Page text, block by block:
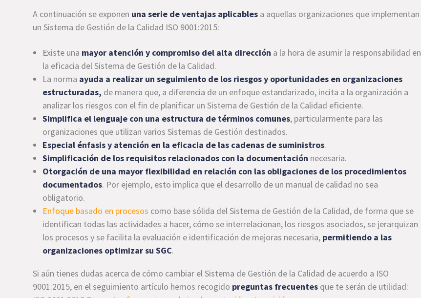
A continuación se exponen una serie de ventajas aplicables a aquellas organizaciones que implementan
un Sistema de Gestión de la Calidad ISO 9001:2015:
Existe una mayor atención y compromiso del alta dirección a la hora de asumir la responsabilidad en
la eficacia del Sistema de Gestión de la Calidad.
La norma ayuda a realizar un seguimiento de los riesgos y oportunidades en organizaciones
estructuradas, de manera que, a diferencia de un enfoque estandarizado, incita a la organización a
analizar los riesgos con el fin de planificar un Sistema de Gestión de la Calidad eficiente.
Simplifica el lenguaje con una estructura de términos comunes, particularmente para las
organizaciones que utilizan varios Sistemas de Gestión destinados.
Especial énfasis y atención en la eficacia de las cadenas de suministros.
Simplificación de los requisitos relacionados con la documentación necesaria.
Otorgación de una mayor flexibilidad en relación con las obligaciones de los procedimientos
documentados. Por ejemplo, esto implica que el desarrollo de un manual de calidad no sea
obligatorio.
Enfoque basado en procesos como base sólida del Sistema de Gestión de la Calidad, de forma que se
identifican todas las actividades a hacer, cómo se interrelacionan, los riesgos asociados, se jerarquizan
los procesos y se facilita la evaluación e identificación de mejoras necesaria, permitiendo a las
organizaciones optimizar su SGC.
Si aún tienes dudas acerca de cómo cambiar el Sistema de Gestión de la Calidad de acuerdo a ISO
9001:2015, en el seguimiento artículo hemos recogido preguntas frecuentes que te serán de utilidad: